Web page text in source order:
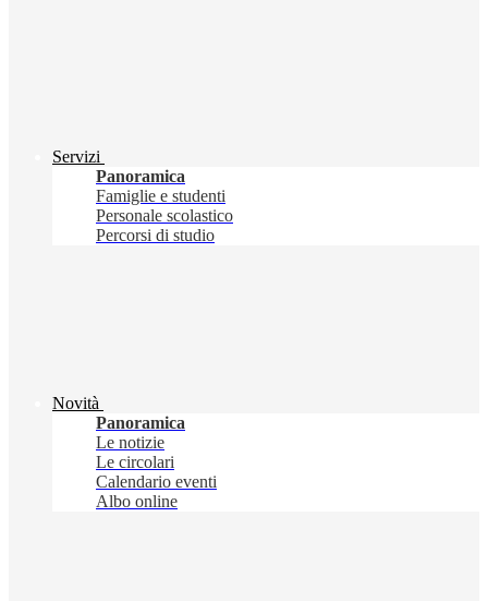
Servizi
Panoramica
Famiglie e studenti
Personale scolastico
Percorsi di studio
Novità
Panoramica
Le notizie
Le circolari
Calendario eventi
Albo online